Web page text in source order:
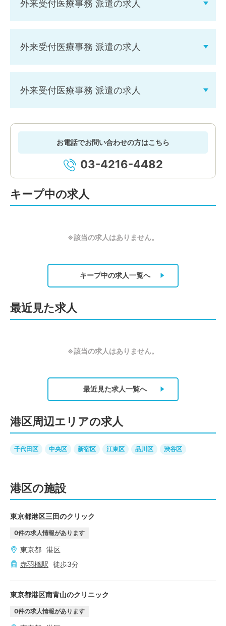
外来受付医療事務 派遣の求人
外来受付医療事務 派遣の求人
外来受付医療事務 派遣の求人
お電話でお問い合わせの方はこちら
03-4216-4482
キープ中の求人
※該当の求人はありません。
キープ中の求人一覧へ
最近見た求人
※該当の求人はありません。
最近見た求人一覧へ
港区周辺エリアの求人
千代田区 中央区 新宿区 江東区 品川区 渋谷区
港区の施設
東京都港区三田のクリック
0件の求人情報があります
東京都 港区
赤羽橋駅 徒歩3分
東京都港区南青山のクリニック
0件の求人情報があります